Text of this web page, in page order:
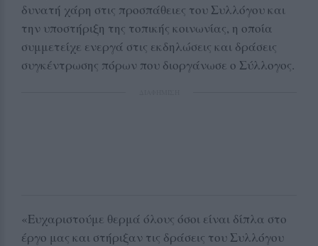
δυνατή χάρη στις προσπάθειες του Συλλόγου και
την υποστήριξη της τοπικής κοινωνίας, η οποία
συμμετείχε ενεργά στις εκδηλώσεις και δράσεις
συγκέντρωσης πόρων που διοργάνωσε ο Σύλλογος.
«Ευχαριστούμε θερμά όλους όσοι είναι δίπλα στο
έργο μας και στήριξαν τις δράσεις του Συλλόγου